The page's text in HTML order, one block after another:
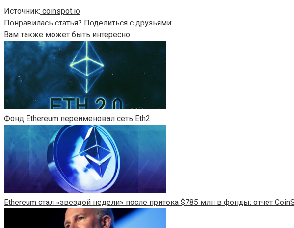
Источник: coinspot.io
Понравилась статья? Поделиться с друзьями:
Вам также может быть интересно
Фонд Ethereum переименовал сеть Eth2
Ethereum стал «звездой недели» после притока $785 млн в фонды: отчет